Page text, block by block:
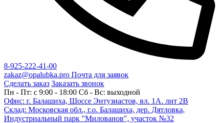
8-925-222-41-00
zakaz@opalubka.pro Почта для заявок
Сделать заказ Заказать звонок
Пн - Пт: c 9:00 - 18:00 Сб - Вс: выходной
Офис: г. Балашиха, Шоссе Энтузиастов, вл. 1А. лит 2В
Склад: Московская обл., г.о. Балашиха, дер. Дятловка,
Индустриальный парк "Милованов", участок №32